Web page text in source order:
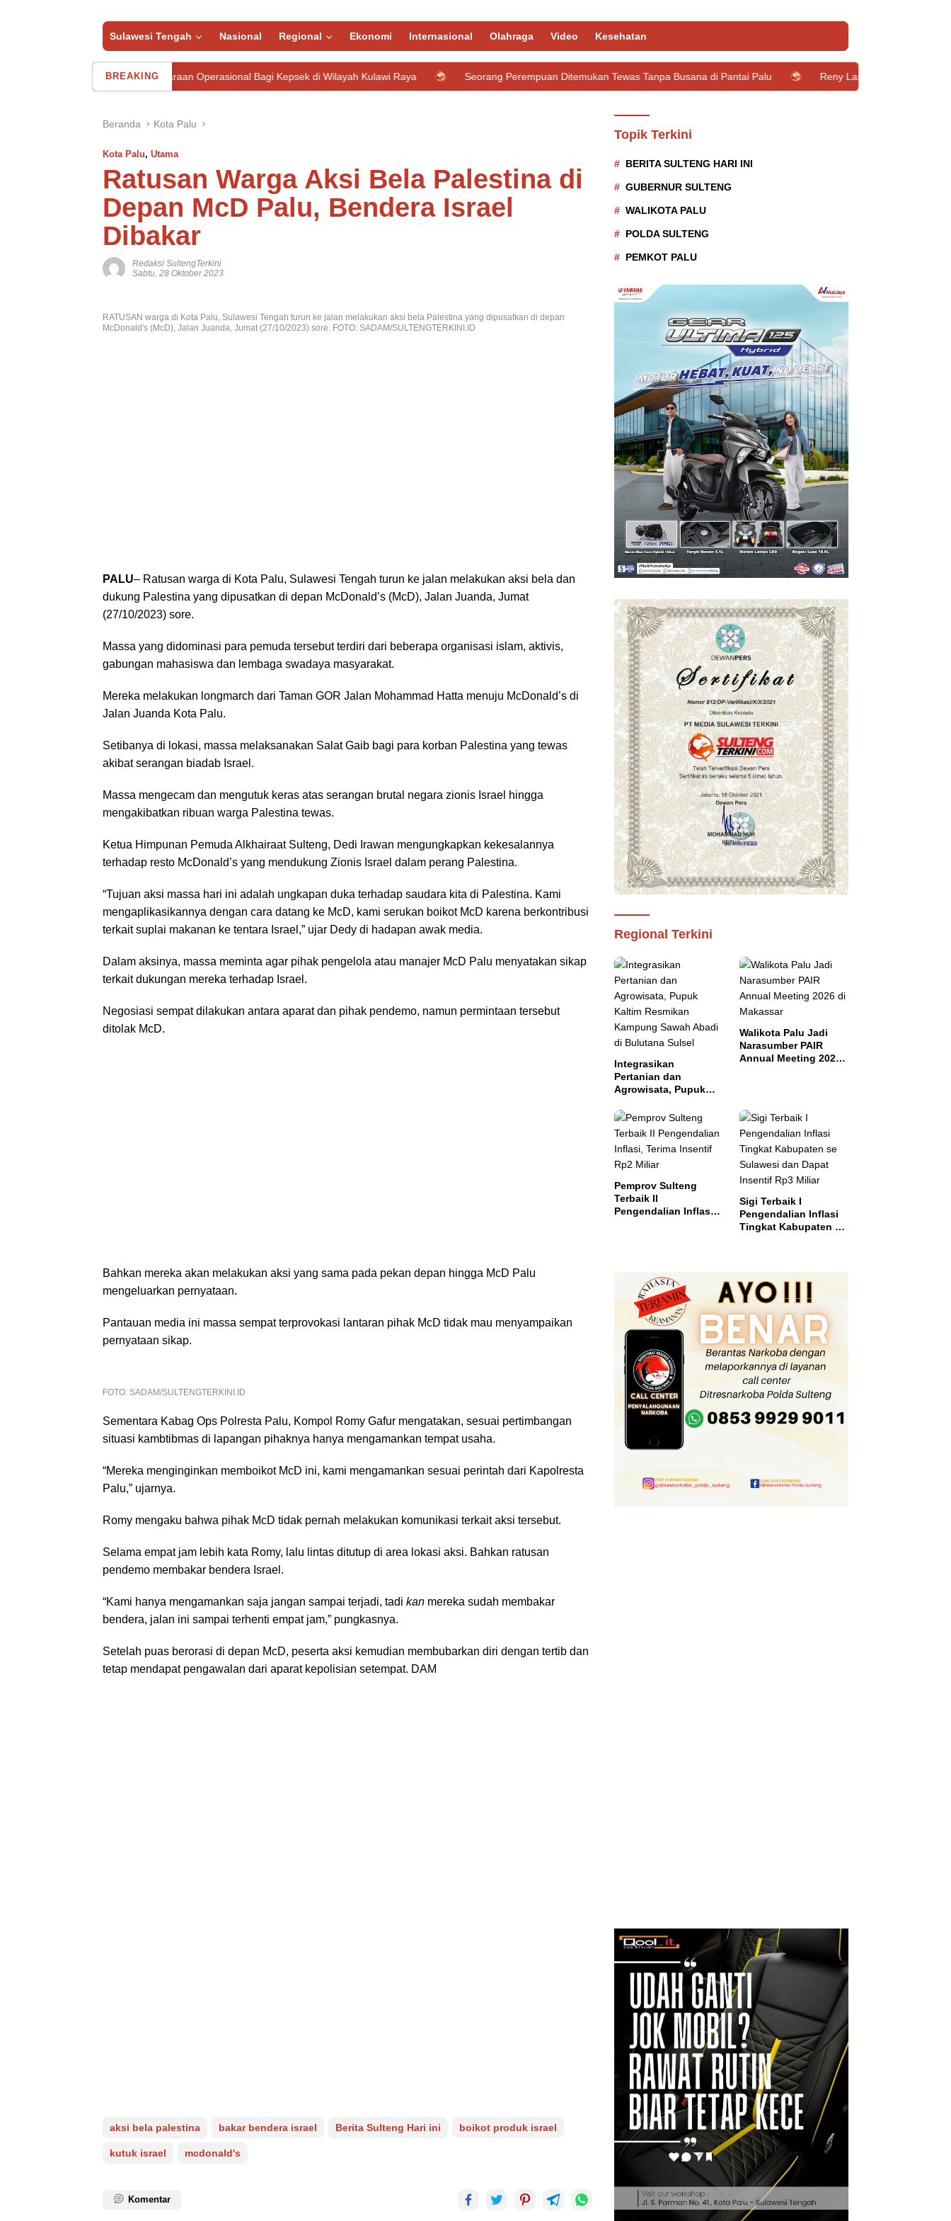
Sulawesi Tengah Nasional Regional Ekonomi Internasional Olahraga Video Kesehatan
BREAKING
Serahkan 21 Kendaraan Operasional Bagi Kepsek di Wilayah Kulawi Raya Seorang Perempuan Ditemukan Tewas Tanpa Busana di Pantai Palu Reny Lamadjido: Saya Tak Mungkin Jadi
Beranda Kota Palu
Kota Palu, Utama
Ratusan Warga Aksi Bela Palestina di
Depan McD Palu, Bendera Israel
Dibakar
Redaksi SultengTerkini
Sabtu, 28 Oktober 2023
RATUSAN warga di Kota Palu, Sulawesi Tengah turun ke jalan melakukan aksi bela Palestina yang dipusatkan di depan
McDonald's (McD), Jalan Juanda, Jumat (27/10/2023) sore. FOTO: SADAM/SULTENGTERKINI.ID
PALU– Ratusan warga di Kota Palu, Sulawesi Tengah turun ke jalan melakukan aksi bela dan
dukung Palestina yang dipusatkan di depan McDonald’s (McD), Jalan Juanda, Jumat
(27/10/2023) sore.
Massa yang didominasi para pemuda tersebut terdiri dari beberapa organisasi islam, aktivis,
gabungan mahasiswa dan lembaga swadaya masyarakat.
Mereka melakukan longmarch dari Taman GOR Jalan Mohammad Hatta menuju McDonald’s di
Jalan Juanda Kota Palu.
Setibanya di lokasi, massa melaksanakan Salat Gaib bagi para korban Palestina yang tewas
akibat serangan biadab Israel.
Massa mengecam dan mengutuk keras atas serangan brutal negara zionis Israel hingga
mengakibatkan ribuan warga Palestina tewas.
Ketua Himpunan Pemuda Alkhairaat Sulteng, Dedi Irawan mengungkapkan kekesalannya
terhadap resto McDonald’s yang mendukung Zionis Israel dalam perang Palestina.
“Tujuan aksi massa hari ini adalah ungkapan duka terhadap saudara kita di Palestina. Kami
mengaplikasikannya dengan cara datang ke McD, kami serukan boikot McD karena berkontribusi
terkait suplai makanan ke tentara Israel,” ujar Dedy di hadapan awak media.
Dalam aksinya, massa meminta agar pihak pengelola atau manajer McD Palu menyatakan sikap
terkait dukungan mereka terhadap Israel.
Negosiasi sempat dilakukan antara aparat dan pihak pendemo, namun permintaan tersebut
ditolak McD.
Bahkan mereka akan melakukan aksi yang sama pada pekan depan hingga McD Palu
mengeluarkan pernyataan.
Pantauan media ini massa sempat terprovokasi lantaran pihak McD tidak mau menyampaikan
pernyataan sikap.
FOTO: SADAM/SULTENGTERKINI.ID
Sementara Kabag Ops Polresta Palu, Kompol Romy Gafur mengatakan, sesuai pertimbangan
situasi kambtibmas di lapangan pihaknya hanya mengamankan tempat usaha.
“Mereka menginginkan memboikot McD ini, kami mengamankan sesuai perintah dari Kapolresta
Palu,” ujarnya.
Romy mengaku bahwa pihak McD tidak pernah melakukan komunikasi terkait aksi tersebut.
Selama empat jam lebih kata Romy, lalu lintas ditutup di area lokasi aksi. Bahkan ratusan
pendemo membakar bendera Israel.
“Kami hanya mengamankan saja jangan sampai terjadi, tadi kan mereka sudah membakar
bendera, jalan ini sampai terhenti empat jam,” pungkasnya.
Setelah puas berorasi di depan McD, peserta aksi kemudian membubarkan diri dengan tertib dan
tetap mendapat pengawalan dari aparat kepolisian setempat. DAM
aksi bela palestina bakar bendera israel Berita Sulteng Hari ini boikot produk israel
kutuk israel mcdonald's
Komentar
Topik Terkini
BERITA SULTENG HARI INI
GUBERNUR SULTENG
WALIKOTA PALU
POLDA SULTENG
PEMKOT PALU
Regional Terkini
Integrasikan
Pertanian dan
Agrowisata, Pupuk
Kampung Sawah
Abadi di Bulutana
Sulsel
Walikota Palu Jadi
Narasumber PAIR
Annual Meeting 2026
Pemprov Sulteng
Terbaik II
Pengendalian Inflasi,
Sigi Terbaik I
Pengendalian Inflasi
Tingkat Kabupaten se